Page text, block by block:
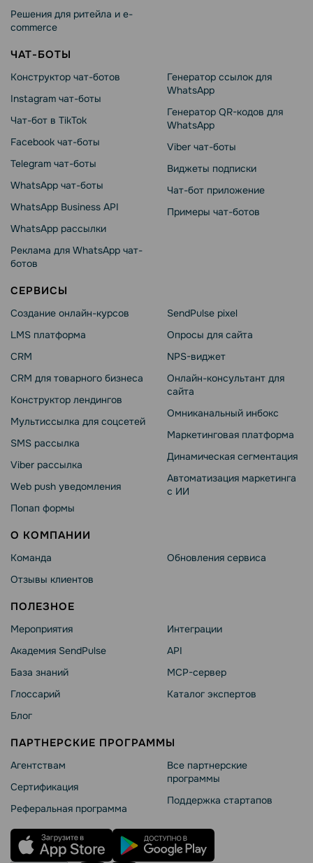
Решения для ритейла и e-
commerce
ЧАТ-БОТЫ
Конструктор чат-ботов
Instagram чат-боты
Чат-бот в TikTok
Facebook чат-боты
Telegram чат-боты
WhatsApp чат-боты
WhatsApp Business API
WhatsApp рассылки
Реклама для WhatsApp чат-
ботов
Генератор ссылок для
WhatsApp
Генератор QR-кодов для
WhatsApp
Viber чат-боты
Виджеты подписки
Чат-бот приложение
Примеры чат-ботов
СЕРВИСЫ
Создание онлайн-курсов
LMS платформа
CRM
CRM для товарного бизнеса
Конструктор лендингов
Мультиссылка для соцсетей
SMS рассылка
Viber рассылка
Web push уведомления
Попап формы
SendPulse pixel
Опросы для сайта
NPS-виджет
Онлайн-консультант для
сайта
Омниканальный инбокс
Маркетинговая платформа
Динамическая сегментация
Автоматизация маркетинга
с ИИ
О КОМПАНИИ
Команда
Отзывы клиентов
Обновления сервиса
ПОЛЕЗНОЕ
Мероприятия
Академия SendPulse
База знаний
Глоссарий
Блог
Интеграции
API
MCP-сервер
Каталог экспертов
ПАРТНЕРСКИЕ ПРОГРАММЫ
Агентствам
Сертификация
Реферальная программа
Все партнерские
программы
Поддержка стартапов